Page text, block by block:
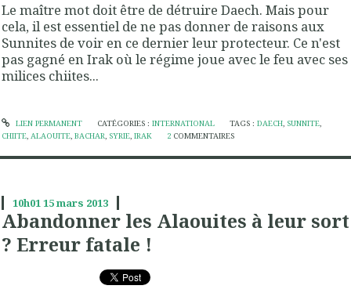
Le maître mot doit être de détruire Daech. Mais pour
cela, il est essentiel de ne pas donner de raisons aux
Sunnites de voir en ce dernier leur protecteur. Ce n'est
pas gagné en Irak où le régime joue avec le feu avec ses
milices chiites...
LIEN PERMANENT CATÉGORIES : INTERNATIONAL TAGS :DAECH, SUNNITE,
CHIITE, ALAOUITE, BACHAR, SYRIE, IRAK 2 COMMENTAIRES
10h0115mars 2013
Abandonner les Alaouites à leur sort
? Erreur fatale !